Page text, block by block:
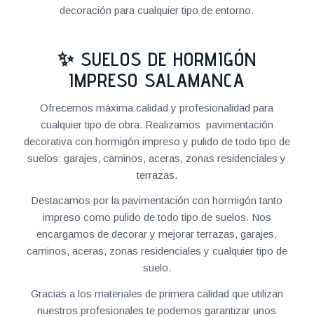
decoración para cualquier tipo de entorno.
✨ SUELOS DE HORMIGÓN
IMPRESO SALAMANCA
Ofrecemos máxima calidad y profesionalidad para
cualquier tipo de obra. Realizamos pavimentación
decorativa con hormigón impreso y pulido de todo tipo de
suelos: garajes, caminos, aceras, zonas residenciales y
terrazas.
Destacamos por la pavimentación con hormigón tanto
impreso como pulido de todo tipo de suelos. Nos
encargamos de decorar y mejorar terrazas, garajes,
caminos, aceras, zonas residenciales y cualquier tipo de
suelo.
Gracias a los materiales de primera calidad que utilizan
nuestros profesionales te podemos garantizar unos